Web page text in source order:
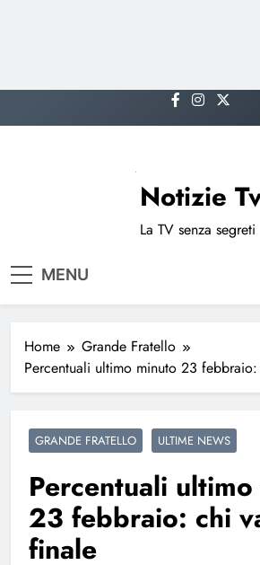
to
Notizie
La TV senza segreti
MENU
Home
Grande Fratello
Percentuali ultimo minuto 23
GRANDE FRATELLO ULTIME NEWS
Percentuali
23 febbraio: chi
finale